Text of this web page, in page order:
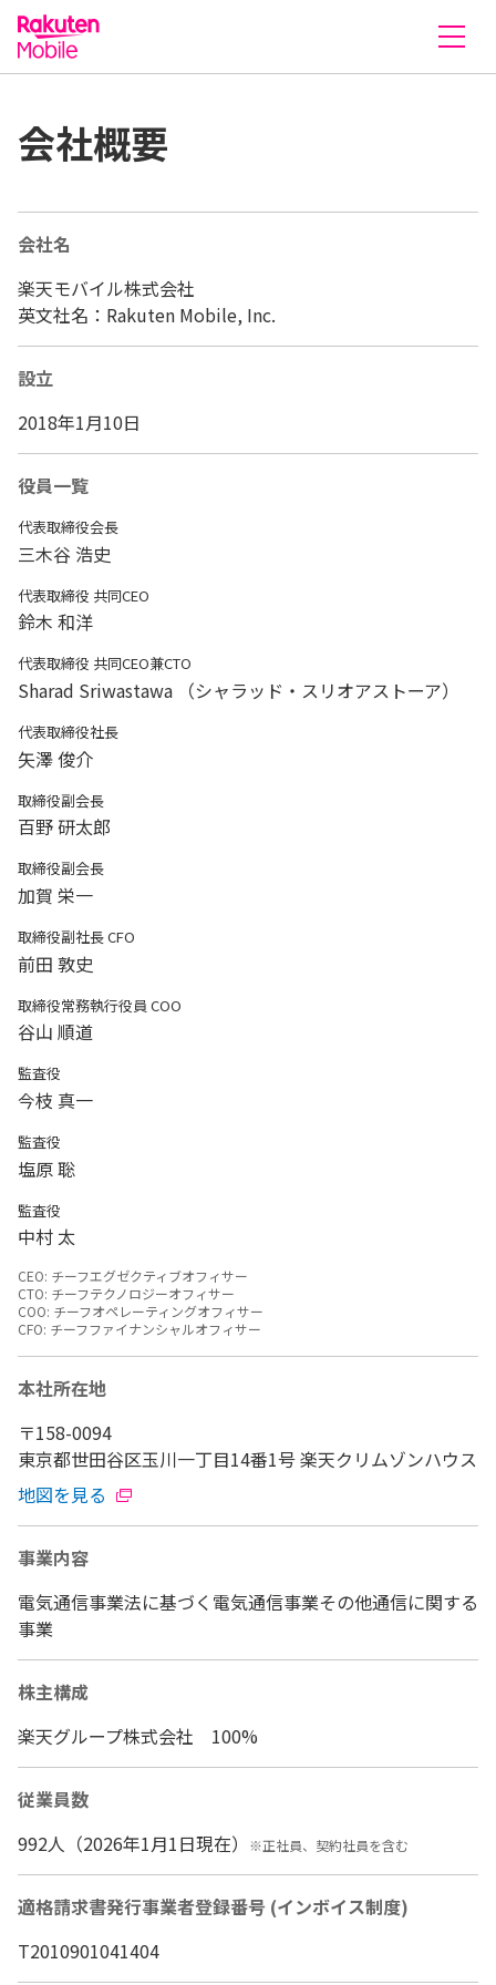
会社概要
会社名
楽天モバイル株式会社
英文社名：Rakuten Mobile, Inc.
設立
2018年1月10日
役員一覧
代表取締役会長
三木谷 浩史
代表取締役 共同CEO
鈴木 和洋
代表取締役 共同CEO兼CTO
Sharad Sriwastawa （シャラッド・スリオアストーア）
代表取締役社長
矢澤 俊介
取締役副会長
百野 研太郎
取締役副会長
加賀 栄一
取締役副社長 CFO
前田 敦史
取締役常務執行役員 COO
谷山 順道
監査役
今枝 真一
監査役
塩原 聡
監査役
中村 太
CEO: チーフエグゼクティブオフィサー
CTO: チーフテクノロジーオフィサー
COO: チーフオペレーティングオフィサー
CFO: チーフファイナンシャルオフィサー
本社所在地
〒158-0094
東京都世田谷区玉川一丁目14番1号 楽天クリムゾンハウス
地図を見る
事業内容
電気通信事業法に基づく電気通信事業その他通信に関する
事業
株主構成
楽天グループ株式会社 100%
従業員数
992人（2026年1月1日現在）
※正社員、契約社員を含む
適格請求書発行事業者登録番号 (インボイス制度)
T2010901041404